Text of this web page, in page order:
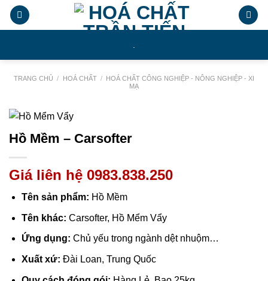
Chuyển
đến
TRANG CHỦ / HOÁ CHẤT / HOÁ CHẤT CÔNG NGHIỆP - NÔNG NGHIỆP - XI
MẠ
Hồ Mềm – Carsofter
Giá liên hệ 0983.838.250
Tên sản phẩm: Hồ Mềm
Tên khác: Carsofter, Hồ Mểm Vẩy
Ứng dụng: Chủ yếu trong ngành dệt nhuộm…
Xuất xứ: Đài Loan, Trung Quốc